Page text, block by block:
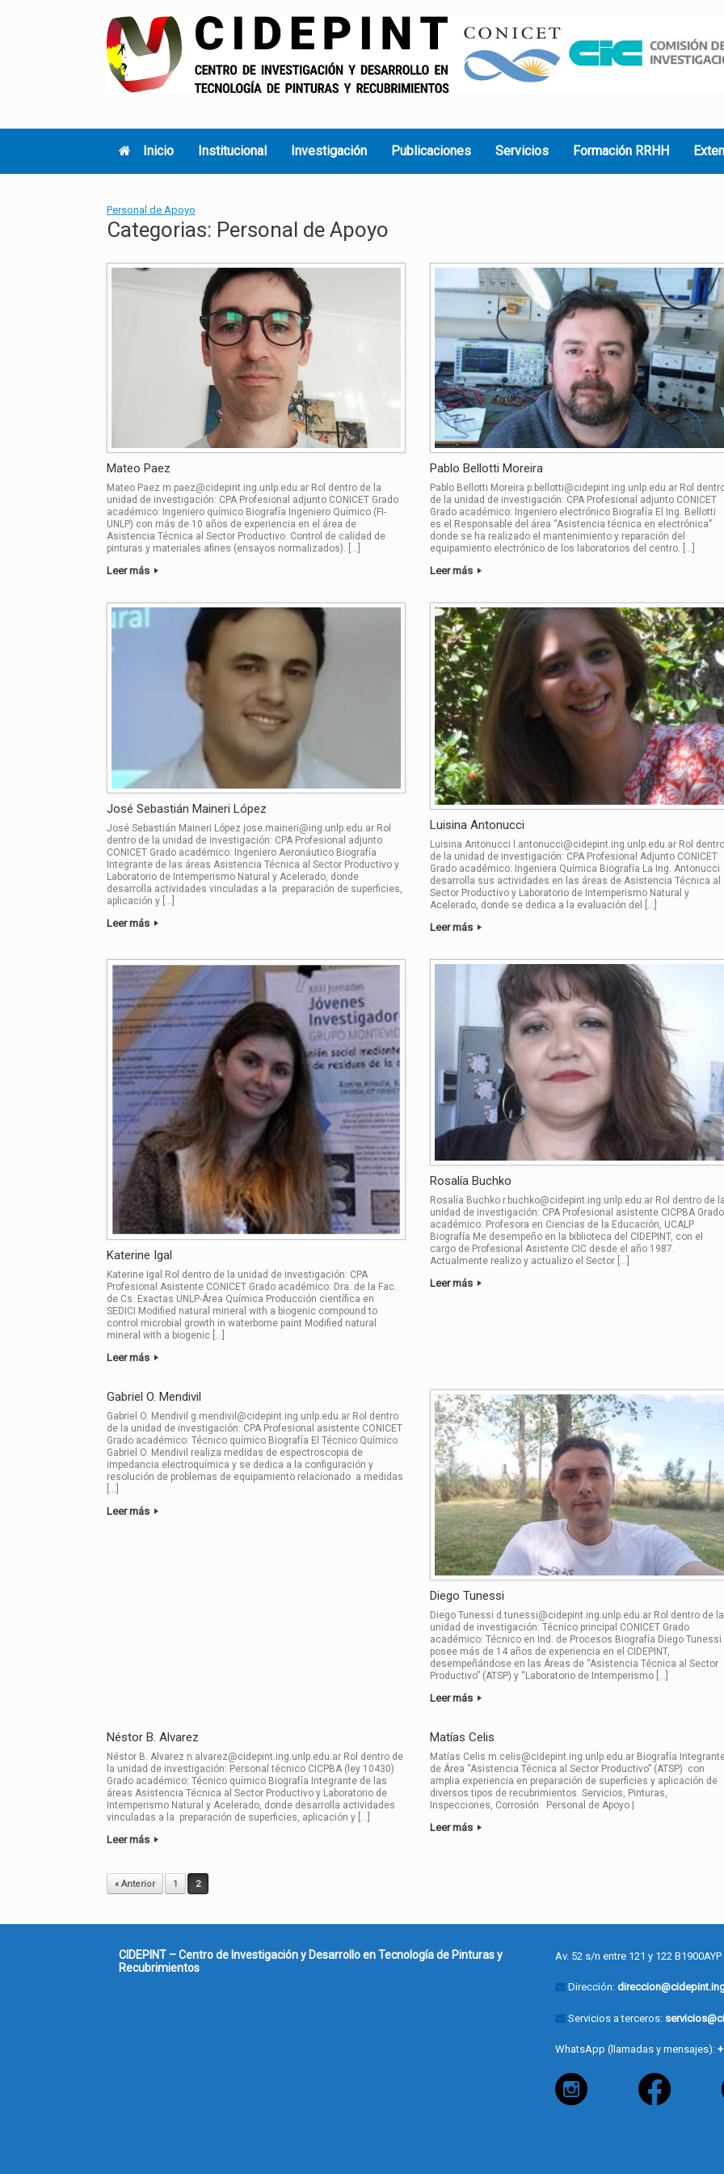
Inicio Institucional Investigación Publicaciones Servicios Formación RRHH
Personal de Apoyo
Categorias: Personal de Apoyo
Mateo Paez
Mateo Paez m.paez@cidepint.ing.unlp.edu.ar Rol dentro de la
unidad de investigación: CPA Profesional adjunto CONICET Grado
académico: Ingeniero químico Biografía Ingeniero Químico (FI-
UNLP) con más de 10 años de experiencia en el área de
Asistencia Técnica al Sector Productivo. Control de calidad de
pinturas y materiales afines (ensayos normalizados). […]
Leer más
Pablo Bellotti Moreira
Pablo Bellotti Moreira p.bellotti@cidepint.ing.unlp.edu.ar Rol
de la unidad de investigación: CPA Profesional adjunto CONICET
Grado académico: Ingeniero electrónico Biografía El Ing. Bellotti
es el Responsable del área “Asistencia técnica en electrónica”
donde se ha realizado el mantenimiento y reparación del
equipamiento electrónico de los laboratorios del centro. […]
Leer más
José Sebastián Maineri López
José Sebastián Maineri López jose.maineri@ing.unlp.edu.ar Rol
dentro de la unidad de investigación: CPA Profesional adjunto
CONICET Grado académico: Ingeniero Aeronáutico Biografía
Integrante de las áreas Asistencia Técnica al Sector Productivo y
Laboratorio de Intemperismo Natural y Acelerado, donde
desarrolla actividades vinculadas a la preparación de superficies,
aplicación y […]
Leer más
Luisina Antonucci
Luisina Antonucci l.antonucci@cidepint.ing.unlp.edu.ar Rol dentro
de la unidad de investigación: CPA Profesional Adjunto CONICET
Grado académico: Ingeniera Química Biografía La Ing. Antonucci
desarrolla sus actividades en las áreas de Asistencia Técnica al
Sector Productivo y Laboratorio de Intemperismo Natural y
Acelerado, donde se dedica a la evaluación del […]
Leer más
Katerine Igal
Katerine Igal Rol dentro de la unidad de investigación: CPA
Profesional Asistente CONICET Grado académico: Dra. de la Fac.
de Cs. Exactas UNLP-Área Química Producción científica en
SEDICI Modified natural mineral with a biogenic compound to
control microbial growth in waterborne paint Modified natural
mineral with a biogenic […]
Leer más
Rosalía Buchko
Rosalía Buchko r.buchko@cidepint.ing.unlp.edu.ar Rol dentro de
unidad de investigación: CPA Profesional asistente CICPBA Grado
académico: Profesora en Ciencias de la Educación, UCALP
Biografía Me desempeño en la biblioteca del CIDEPINT, con el
cargo de Profesional Asistente CIC desde el año 1987.
Actualmente realizo y actualizo el Sector […]
Leer más
Gabriel O. Mendivil
Gabriel O. Mendivil g.mendivil@cidepint.ing.unlp.edu.ar Rol dentro
de la unidad de investigación: CPA Profesional asistente CONICET
Grado académico: Técnico químico Biografía El Técnico Químico
Gabriel O. Mendivil realiza medidas de espectroscopia de
impedancia electroquímica y se dedica a la configuración y
resolución de problemas de equipamiento relacionado a medidas
[…]
Leer más
Diego Tunessi
Diego Tunessi d.tunessi@cidepint.ing.unlp.edu.ar Rol dentro de la
unidad de investigación: Técnico principal CONICET Grado
académico: Técnico en Ind. de Procesos Biografía Diego Tunessi
posee más de 14 años de experiencia en el CIDEPINT,
desempeñándose en las Áreas de “Asistencia Técnica al Sector
Productivo” (ATSP) y “Laboratorio de Intemperismo […]
Leer más
Néstor B. Alvarez
Néstor B. Alvarez n.alvarez@cidepint.ing.unlp.edu.ar Rol dentro de
la unidad de investigación: Personal técnico CICPBA (ley 10430)
Grado académico: Técnico químico Biografía Integrante de las
áreas Asistencia Técnica al Sector Productivo y Laboratorio de
Intemperismo Natural y Acelerado, donde desarrolla actividades
vinculadas a la preparación de superficies, aplicación y […]
Leer más
Matías Celis
Matías Celis m.celis@cidepint.ing.unlp.edu.ar Biografía
de Área “Asistencia Técnica al Sector Productivo” (ATSP) con
amplia experiencia en preparación de superficies y aplicación de
diversos tipos de recubrimientos. Servicios, Pinturas,
Inspecciones, Corrosión Personal de Apoyo |
Leer más
Post navigation
« Anterior 1 2
CIDEPINT – Centro de Investigación y Desarrollo en Tecnología de Pinturas y
Recubrimientos
Av. 52 s/n entre 121 y 122
Dirección:
Servicios a terceros:
WhatsApp (llamadas y mensajes):